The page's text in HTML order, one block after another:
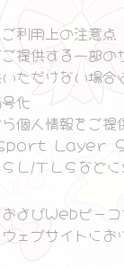
利用上の注意点
提供する一部
ただけない場合
化
ら個人情報を
Layer
Ｌ/ＴＬＳなど
よびWebビー
ェブサイトに